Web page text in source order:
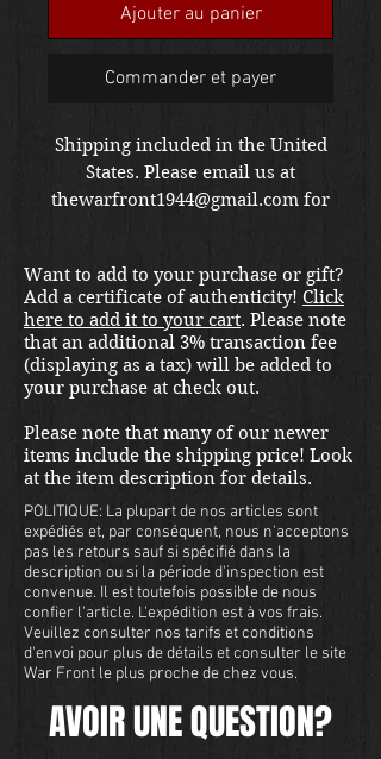
Ajouter au panier
Commander et payer
Shipping included in the United
States. Please email us at
thewarfront1944@gmail.com for
Want to add to your purchase or gift?
Add a certificate of authenticity! Click
here to add it to your cart. Please note
that an additional 3% transaction fee
(displaying as a tax) will be added to
your purchase at check out.
Please note that many of our newer
items include the shipping price! Look
at the item description for details.
POLITIQUE: La plupart de nos articles sont
expédiés et, par conséquent, nous n'acceptons
pas les retours sauf si spécifié dans la
description ou si la période d'inspection est
convenue. Il est toutefois possible de nous
confier l'article. L'expédition est à vos frais.
Veuillez consulter nos tarifs et conditions
d'envoi pour plus de détails et consulter le site
War Front le plus proche de chez vous.
AVOIR UNE QUESTION?